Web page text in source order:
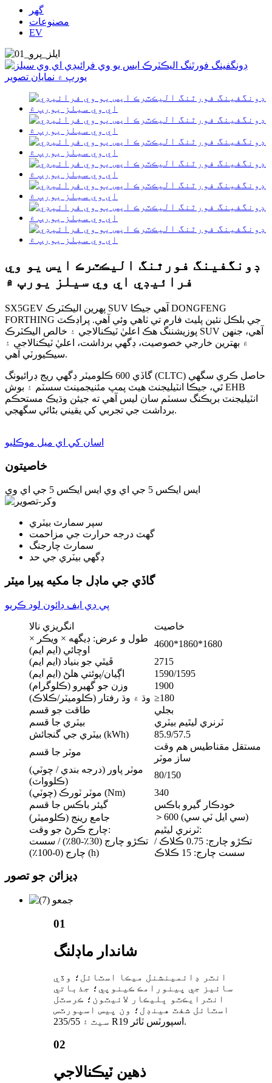
گھر
مصنوعات
EV
ڊونگفينگ فورٿنگ اليڪٽرڪ ايس يو وي
فرائيڊي اي وي سيلز يورپ ۾
SX5GEV پهرين اليڪٽرڪ SUV آهي جيڪا DONGFENG
FORTHING جي بلڪل نئين پليٽ فارم تي ٺاهي وئي آهي. پراڊڪٽ
پوزيشننگ هڪ اعليٰ ٽيڪنالاجي ۽ خالص اليڪٽرڪ SUV آهي، جنهن
۾ بهترين خارجي خصوصيت، ڊگهي برداشت، اعليٰ ٽيڪنالاجي ۽
سيڪيورٽي آهي.
گاڏي 600 ڪلوميٽر ڊگهي ريج ڊرائيونگ (CLTC) حاصل ڪري سگهي
ٿي، جيڪا انٽيليجنٽ هيٽ پمپ مئنيجمينٽ سسٽم ۽ بوش EHB
انٽيليجنٽ بريڪنگ سسٽم سان ليس آهي ته جيئن وڌيڪ مستحڪم
برداشت جي تجربي کي يقيني بڻائي سگهجي.
اسان کي اي ميل موڪليو
خاصيتون
ايس ايڪس 5 جي اي وي ايس ايڪس 5 جي اي وي
سپر سمارٽ بيٽري
گھٽ درجه حرارت جي مزاحمت
سمارٽ چارجنگ
ڊگھي بيٽري جي حد
گاڏي جي ماڊل جا مکيه پيرا ميٽر
پي ڊي ايف ڊائون لوڊ ڪريو
انگريزي نالا
خاصيت
طول و عرض: ڊيگهه × ويڪر ×
اوچائي (ايم ايم)
4600*1860*1680
ڦيٿي جو بنياد (ايم ايم)
2715
اڳيان/پوئتي هلڻ (ايم ايم)
1590/1595
وزن جو گهيرو (ڪلوگرام)
1900
وڌ ۾ وڌ رفتار (ڪلوميٽر/ڪلاڪ) ≥180
طاقت جو قسم
بجلي
بيٽري جا قسم
ٽرنري ليٿيم بيٽري
بيٽري جي گنجائش (kWh)
85.9/57.5
موٽر جا قسم
مستقل مقناطيس هم وقت
ساز موٽر
موٽر پاور (درجه بندي / چوٽي)
(ڪلوواٽ)
80/150
موٽر ٽورڪ (چوٽي) (Nm)
340
گيئر باڪس جا قسم
خودڪار گيرو باڪس
جامع رينج (ڪلوميٽر)
＞600 (سي ايل ٽي سي)
چارج ڪرڻ جو وقت:
ٽرنري ليٿيم:
تڪڙو چارج (30٪-80٪) / سست
چارج (0-100٪) (h)
تڪڙو چارج: 0.75 ڪلاڪ /
سست چارج: 15 ڪلاڪ
ڊيزائن جو تصور
01
شاندار ماڊلنگ
انٽر ڊائمينشنل ميڪا اسٽائل؛ وڏي
سائيز جي پينورامڪ ڪينوپي؛ جذباتي
انٽرايڪٽو ڀليڪار لائيٽون؛ ڪرسٽل
اسٽائل شفٽ هينڊل؛ ون پيس اسپورٽس
سيٽ ۽ 235/55 R19 اسپورٽس ٽائر.
02
ذهين ٽيڪنالاجي